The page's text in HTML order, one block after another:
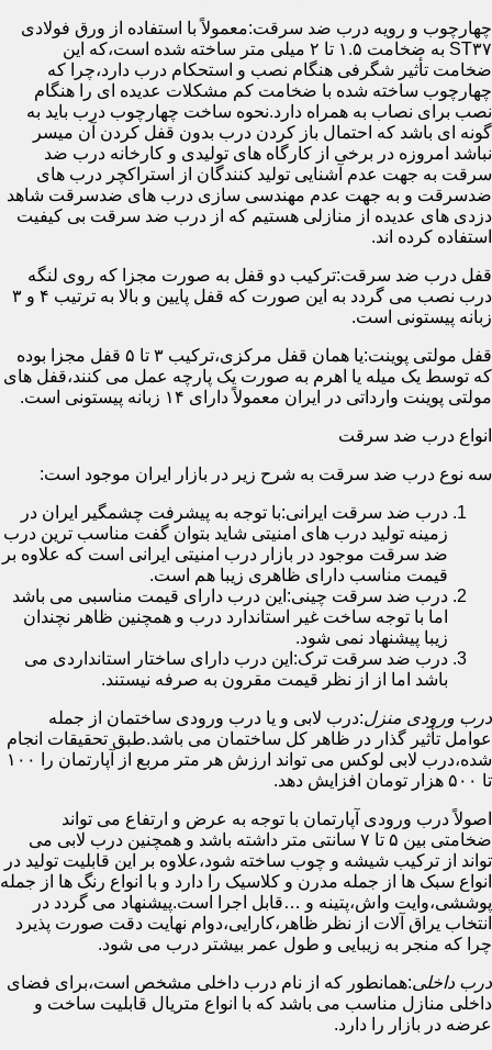
چهارچوب و رویه درب ضد سرقت:معمولاً با استفاده از ورق فولادی
ST۳۷ به ضخامت ۱.۵ تا ۲ میلی متر ساخته شده است،که این
ضخامت تأثیر شگرفی هنگام نصب و استحکام درب دارد،چرا که
چهارچوب ساخته شده با ضخامت کم مشکلات عدیده ای را هنگام
نصب برای نصاب به همراه دارد.نحوه ساخت چهارچوب درب باید به
گونه ای باشد که احتمال باز کردن درب بدون قفل کردن آن میسر
نباشد امروزه در برخی از کارگاه های تولیدی و کارخانه درب ضد
سرقت به جهت عدم آشنایی تولید کنندگان از استراکچر درب های
ضدسرقت و به جهت عدم مهندسی سازی درب های ضدسرقت شاهد
دزدی های عدیده از منازلی هستیم که از درب ضد سرقت بی کیفیت
استفاده کرده اند.
قفل درب ضد سرقت:ترکیب دو قفل به صورت مجزا که روی لنگه
درب نصب می گردد به این صورت که قفل پایین و بالا به ترتیب ۴ و ۳
زبانه پیستونی است.
قفل مولتی پوینت:یا همان قفل مرکزی،ترکیب ۳ تا ۵ قفل مجزا بوده
که توسط یک میله یا اهرم به صورت یک پارچه عمل می کنند،قفل های
مولتی پوینت وارداتی در ایران معمولاً دارای ۱۴ زبانه پیستونی است.
انواع درب ضد سرقت
سه نوع درب ضد سرقت به شرح زیر در بازار ایران موجود است:
درب ضد سرقت ایرانی:با توجه به پیشرفت چشمگیر ایران در
زمینه تولید درب های امنیتی شاید بتوان گفت مناسب ترین درب
ضد سرقت موجود در بازار درب امنیتی ایرانی است که علاوه بر
قیمت مناسب دارای ظاهری زیبا هم است.
درب ضد سرقت چینی:این درب دارای قیمت مناسبی می باشد
اما با توجه ساخت غیر استاندارد درب و همچنین ظاهر نچندان
زیبا پیشنهاد نمی شود.
درب ضد سرقت ترک:این درب دارای ساختار استانداردی می
باشد اما از از نظر قیمت مقرون به صرفه نیستند.
درب ورودی منزل:درب لابی و یا درب ورودی ساختمان از جمله
عوامل تأثیر گذار در ظاهر کل ساختمان می باشد.طبق تحقیقات انجام
شده،درب لابی لوکس می تواند ارزش هر متر مربع از آپارتمان را ۱۰۰
تا ۵۰۰ هزار تومان افزایش دهد.
اصولاً درب ورودی آپارتمان با توجه به عرض و ارتفاع می تواند
ضخامتی بین ۵ تا ۷ سانتی متر داشته باشد و همچنین درب لابی می
تواند از ترکیب شیشه و چوب ساخته شود،علاوه بر این قابلیت تولید در
انواع سبک ها از جمله مدرن و کلاسیک را دارد و با انواع رنگ ها از جمله
پوششی،وایت واش،پتینه و …قابل اجرا است.پیشنهاد می گردد در
انتخاب یراق آلات از نظر ظاهر،کارایی،دوام نهایت دقت صورت پذیرد
چرا که منجر به زیبایی و طول عمر بیشتر درب می شود.
درب داخلی:همانطور که از نام درب داخلی مشخص است،برای فضای
داخلی منازل مناسب می باشد که با انواع متریال قابلیت ساخت و
عرضه در بازار را دارد.